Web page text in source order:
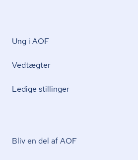
Ung i AOF
Vedtægter
Ledige stillinger
Bliv en del af AOF